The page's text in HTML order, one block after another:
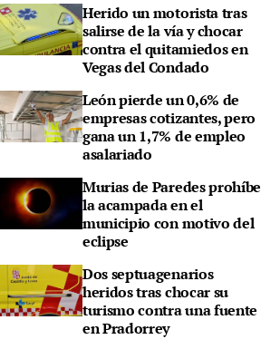
Herido un motorista tras
salirse de la vía y chocar
contra el quitamiedos en
Vegas del Condado
León pierde un 0,6% de
empresas cotizantes, pero
gana un 1,7% de empleo
asalariado
Murias de Paredes prohíbe
la acampada en el
municipio con motivo del
eclipse
Dos septuagenarios
heridos tras chocar su
turismo contra una fuente
en Pradorrey